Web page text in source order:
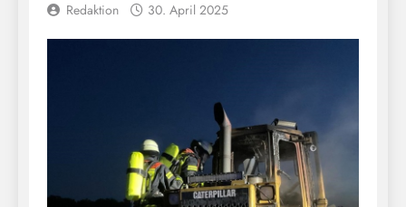
Redaktion 30. April 2025